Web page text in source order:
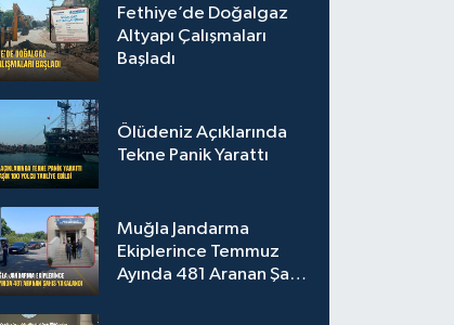
Fethiye’de Doğalgaz
Altyapı Çalışmaları
Başladı
Ölüdeniz Açıklarında
Tekne Panik Yarattı
Muğla Jandarma
Ekiplerince Temmuz
Ayında 481 Aranan Şahıs